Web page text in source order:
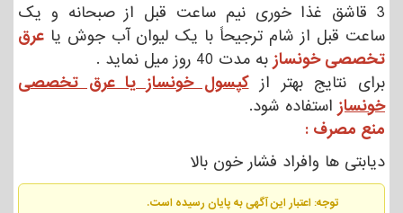
3 قاشق غذا خوری نیم ساعت قبل از صبحانه و یک
ساعت قبل از شام ترجیحاً با یک لیوان آب جوش یا عرق
تخصصی خونساز به مدت 40 روز میل نماید .
برای نتایج بهتر ازکپسول خونساز یا عرق تخصصی
خونساز استفاده شود.
منع مصرف :
دیابتی ها وافراد فشار خون بالا
توجه: اعتبار این آگهی به پایان رسیده است.